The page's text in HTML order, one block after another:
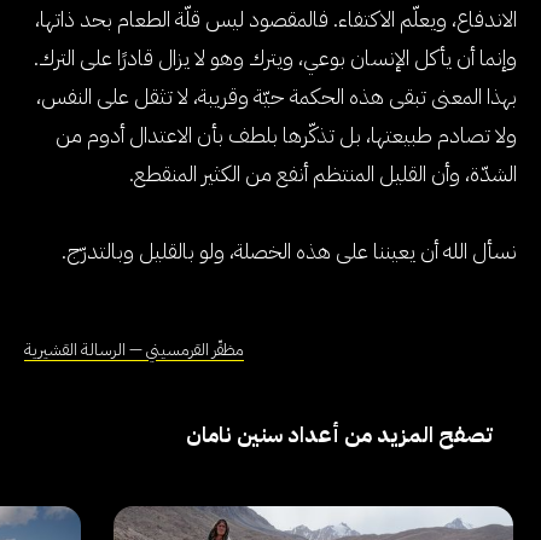
الاندفاع، ويعلّم الاكتفاء. فالمقصود ليس قلّة الطعام بحد ذاتها،
وإنما أن يأكل الإنسان بوعي، ويترك وهو لا يزال قادرًا على الترك.
بهذا المعنى تبقى هذه الحكمة حيّة وقريبة، لا تثقل على النفس،
ولا تصادم طبيعتها، بل تذكّرها بلطف بأن الاعتدال أدوم من
الشدّة، وأن القليل المنتظم أنفع من الكثير المنقطع.
نسأل الله أن يعيننا على هذه الخصلة، ولو بالقليل وبالتدرّج.
مظفّر القرمسيني — الرسالة القشيرية
تصفح المزيد من أعداد سنين نامان